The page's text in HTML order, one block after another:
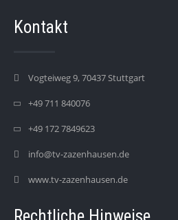
Kontakt
Vogteiweg 9, 70437 Stuttgart
+49 711 840076
+49 172 7849623
info@tv-zazenhausen.de
www.tv-zazenhausen.de